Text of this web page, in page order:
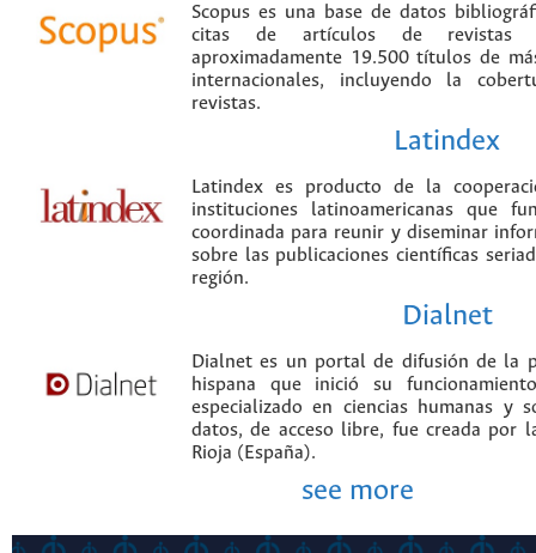
Scopus es una base de datos
citas de artículos de revistas
aproximadamente 19.500 títulos de
internacionales, incluyendo la
revistas.
Latindex
Latindex es producto de la
instituciones latinoamericanas que
coordinada para reunir y diseminar
sobre las publicaciones científicas
región.
Dialnet
Dialnet es un portal de difusión de la
hispana que inició su
especializado en ciencias humanas y
datos, de acceso libre, fue creada por
Rioja (España).
see more